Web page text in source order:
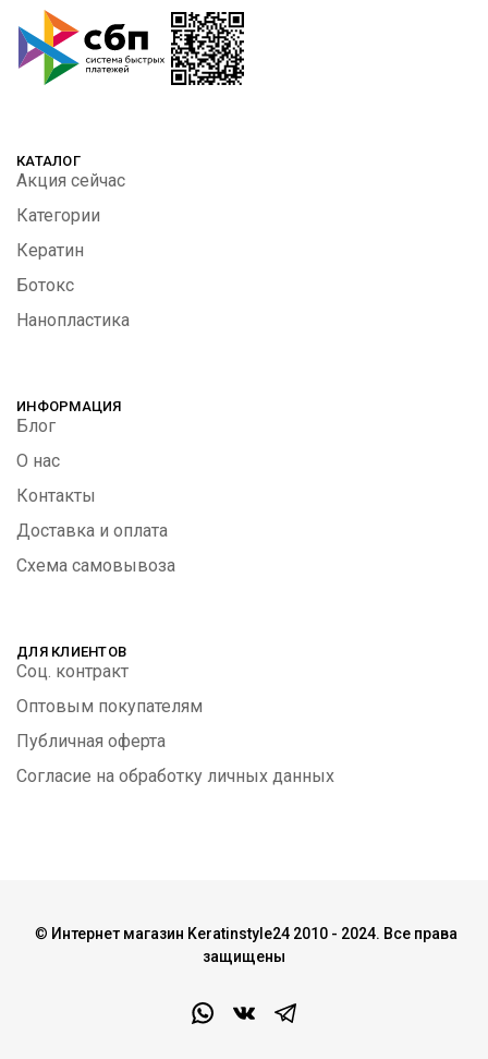
КАТАЛОГ
Акция сейчас
Категории
Кератин
Ботокс
Нанопластика
ИНФОРМАЦИЯ
Блог
О нас
Контакты
Доставка и оплата
Схема самовывоза
ДЛЯ КЛИЕНТОВ
Соц. контракт
Оптовым покупателям
Публичная оферта
Согласие на обработку личных данных
© Интернет магазин Keratinstyle24 2010 - 2024. Все права
защищены